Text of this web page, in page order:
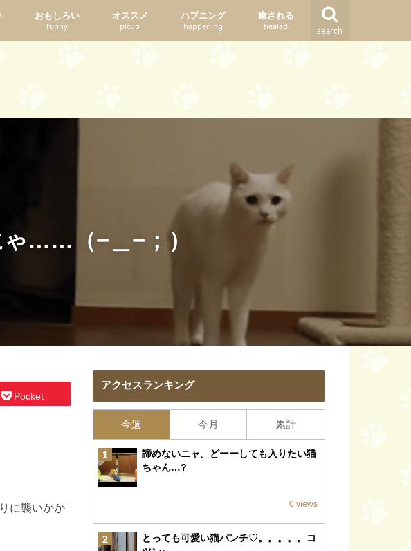
search
おもしろい
funny
オススメ
picup
ハプニング
happening
癒される
healed
……（−＿−；）
Pocket
に襲いかか
アクセスランキング
今週 今月 累計
1
諦めないニャ。どーーしても入りたい猫
ちゃん…?
0 views
2
とっても可愛い猫パンチ♡。。。。。コ